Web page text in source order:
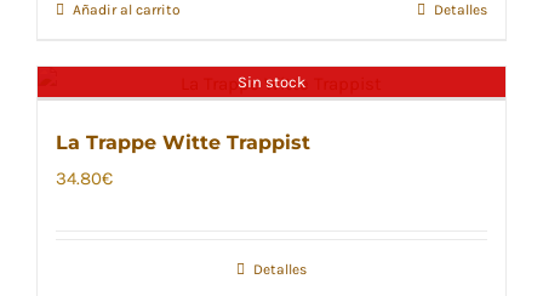
era:
es:
Añadir al carrito Detalles
Sin stock
La Trappe Witte Trappist
34.80€
Detalles